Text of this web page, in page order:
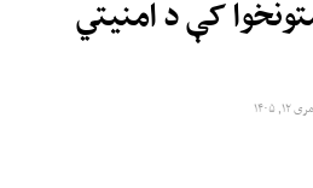
کې د امنیتي
۱۲, ۱۴۰۵